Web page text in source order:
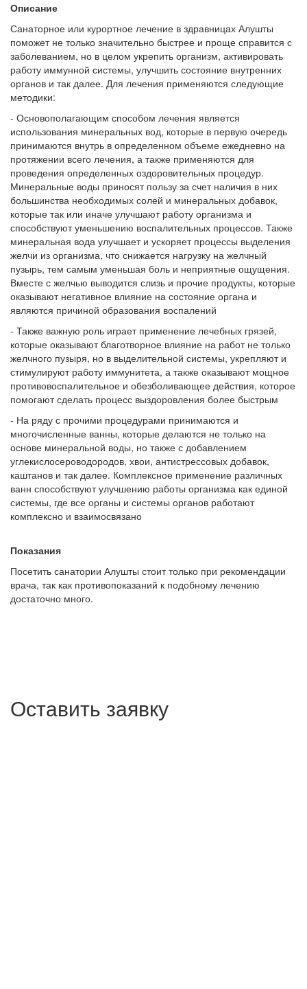
Описание
Санаторное или курортное лечение в здравницах Алушты
поможет не только значительно быстрее и проще справится с
заболеванием, но в целом укрепить организм, активировать
работу иммунной системы, улучшить состояние внутренних
органов и так далее. Для лечения применяются следующие
методики:
- Основополагающим способом лечения является
использования минеральных вод, которые в первую очередь
принимаются внутрь в определенном объеме ежедневно на
протяжении всего лечения, а также применяются для
проведения определенных оздоровительных процедур.
Минеральные воды приносят пользу за счет наличия в них
большинства необходимых солей и минеральных добавок,
которые так или иначе улучшают работу организма и
способствуют уменьшению воспалительных процессов. Также
минеральная вода улучшает и ускоряет процессы выделения
желчи из организма, что снижается нагрузку на желчный
пузырь, тем самым уменьшая боль и неприятные ощущения.
Вместе с желчью выводится слизь и прочие продукты, которые
оказывают негативное влияние на состояние органа и
являются причиной образования воспалений
- Также важную роль играет применение лечебных грязей,
которые оказывают благотворное влияние на работ не только
желчного пузыря, но в выделительной системы, укрепляют и
стимулируют работу иммунитета, а также оказывают мощное
противовоспалительное и обезболивающее действия, которое
помогают сделать процесс выздоровления более быстрым
- На ряду с прочими процедурами принимаются и
многочисленные ванны, которые делаются не только на
основе минеральной воды, но также с добавлением
углекислосероводородов, хвои, антистрессовых добавок,
каштанов и так далее. Комплексное применение различных
ванн способствуют улучшению работы организма как единой
системы, где все органы и системы органов работают
комплексно и взаимосвязано
Показания
Посетить санатории Алушты стоит только при рекомендации
врача, так как противопоказаний к подобному лечению
достаточно много.
Оставить заявку